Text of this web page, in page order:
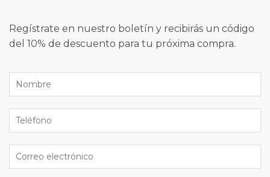
Regístrate en nuestro boletín y recibirás un código
del 10% de descuento para tu próxima compra.